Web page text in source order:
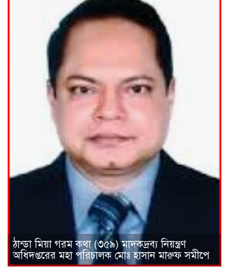
ঠান্ডা মিয়া গরম কথা (৩৫৯) মাদকদ্রব্য নিয়ন্ত্রণ
অধিদপ্তরের মহা পরিচালক মোঃ হাসান মারুফ সমীপে